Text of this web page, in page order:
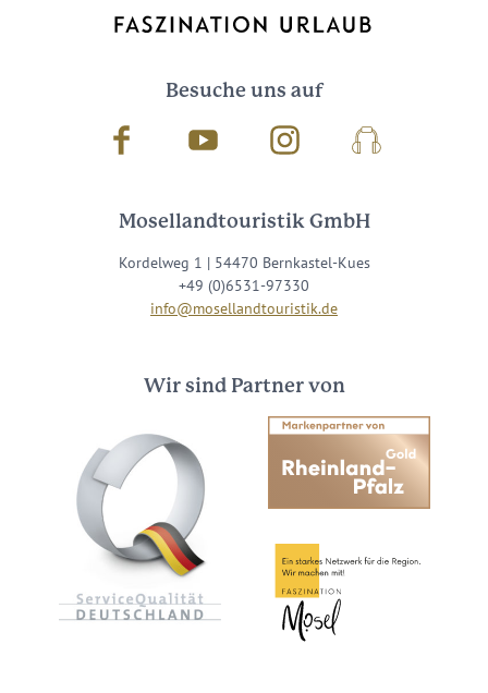
Besuche uns auf
Facebook Youtube InstagramPodcast
Mosellandtouristik GmbH
Kordelweg 1 | 54470 Bernkastel-Kues
+49 (0)6531-97330
info@mosellandtouristik.de
Wir sind Partner von